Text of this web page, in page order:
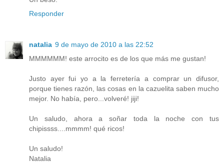
Responder
natalia 9 de mayo de 2010 a las 22:52
MMMMMM! este arrocito es de los que más me gustan!
Justo ayer fui yo a la ferretería a comprar un difusor,
porque tienes razón, las cosas en la cazuelita saben mucho
mejor. No había, pero...volveré! jiji!
Un saludo, ahora a soñar toda la noche con tus
chipissss....mmmm! qué ricos!
Un saludo!
Natalia